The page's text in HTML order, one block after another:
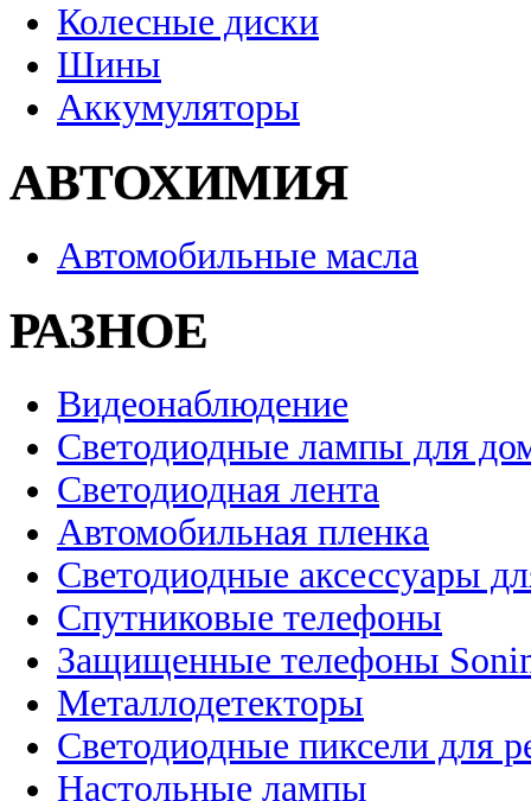
Колесные диски
Шины
Аккумуляторы
АВТОХИМИЯ
Автомобильные масла
РАЗНОЕ
Видеонаблюдение
Светодиодные лампы для
Светодиодная лента
Автомобильная пленка
Светодиодные аксессуары
Спутниковые телефоны
Защищенные телефоны
Металлодетекторы
Светодиодные пиксели для
Настольные лампы